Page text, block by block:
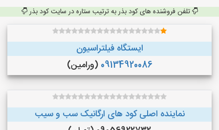
تلفن فروشنده های کود بذر به ترتیب ستاره در سایت کود بذر
ایستگاه فیلتراسیون
09134920086 (ورامین)
نماینده اصلی کود های ارگانیک سب و سیب